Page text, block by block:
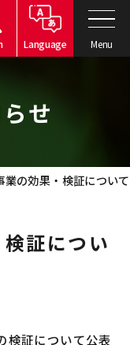
Language Menu
せ
業の効果・検証について
証につい
検証について公表